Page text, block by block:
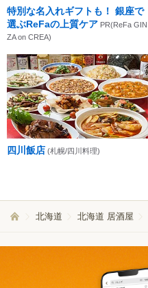
特別な名入れギフトも！ 銀座で
選ぶReFaの上質ケア PR(ReFa GIN
ZA on CREA)
四川飯店 (札幌/四川料理)
北海道 北海道 居酒屋